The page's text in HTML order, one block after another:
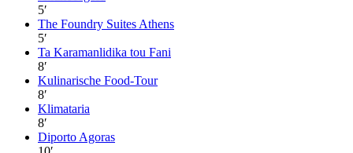
5′
The Foundry Suites Athens
5′
Ta Karamanlidika tou Fani
8′
Kulinarische Food-Tour
8′
Klimataria
8′
Diporto Agoras